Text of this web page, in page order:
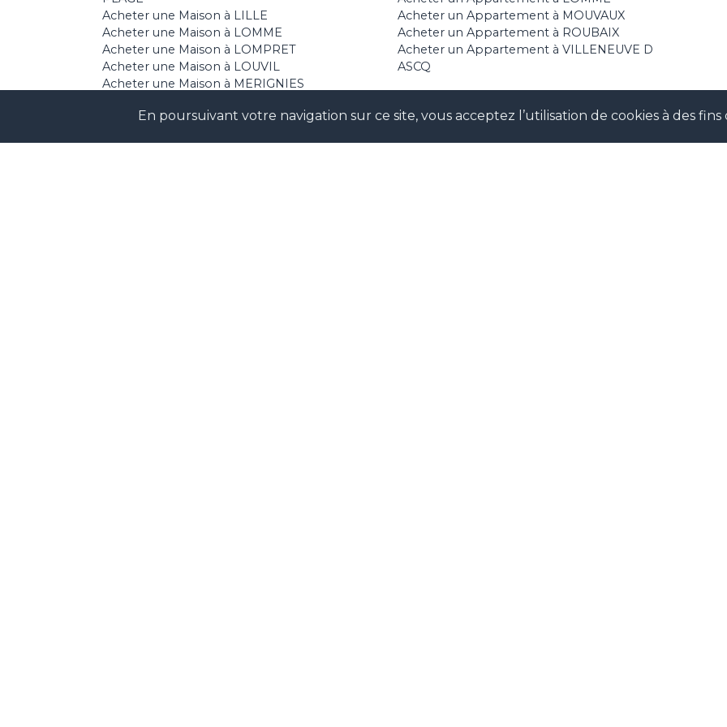
En poursuivant votre navigation sur ce site, vous acceptez l’utilisation de cookies à des
Acheter une Maison à LILLE
Acheter une Maison à LOMME
Acheter une Maison à LOMPRET
Acheter une Maison à LOUVIL
Acheter une Maison à MERIGNIES
Acheter une Maison à PREMESQUES
Acheter un Appartement à MOUVAUX
Acheter un Appartement à ROUBAIX
Acheter un Appartement à VILLENEUVE D
ASCQ